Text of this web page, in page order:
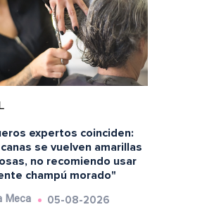
expertos coinciden:
se vuelven amarillas
no recomiendo usar
champú morado"
Meca 05-08-2026